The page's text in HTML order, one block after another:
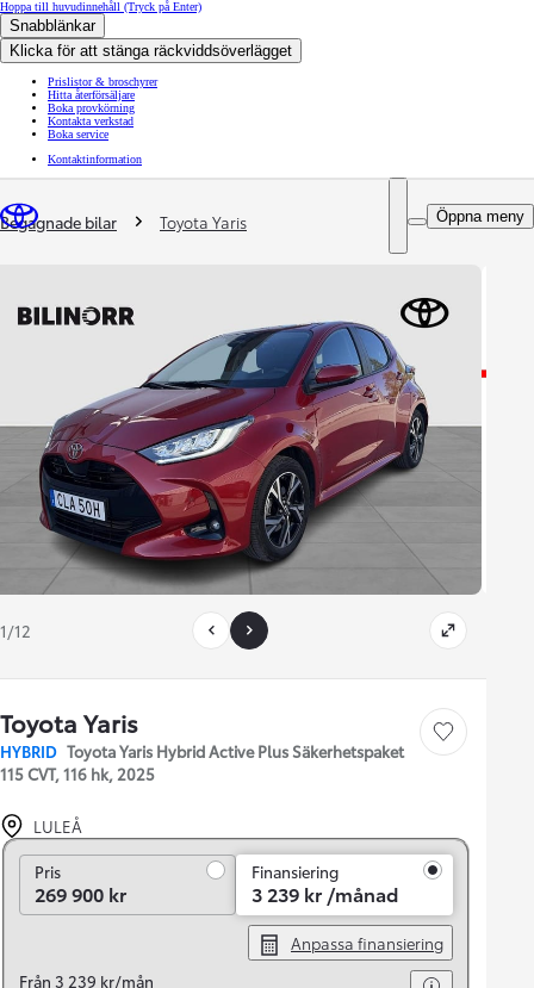
Hoppa till huvudinnehåll (Tryck på Enter)
Snabblänkar
Klicka för att stänga räckviddsöverlägget
Prislistor & broschyrer
Hitta återförsäljare
Boka provkörning
Kontakta verkstad
Boka service
Kontaktinformation
Öppna meny
You are here
Begagnade bilar Toyota Yaris
1/12
Toyota Yaris
HYBRID Toyota Yaris Hybrid Active Plus Säkerhetspaket
115 CVT, 116 hk, 2025
Save car
LULEÅ
PrisPris
269 900 kr
Finansiering
3 239 kr /månad
Anpassa finansiering
Från 3 239 kr/mån